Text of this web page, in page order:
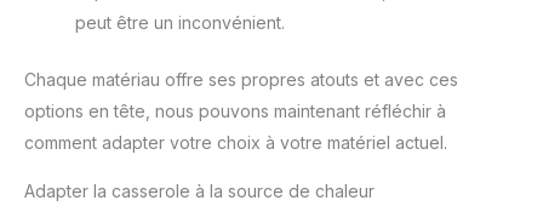
peut être un inconvénient.
Chaque matériau offre ses propres atouts et avec ces
options en tête, nous pouvons maintenant réfléchir à
comment adapter votre choix à votre matériel actuel.
Adapter la casserole à la source de chaleur